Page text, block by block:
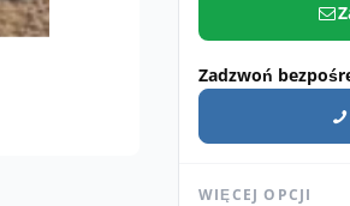
Zadzwoń
WIĘCEJ OPCJI